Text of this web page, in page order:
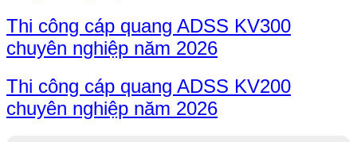
Thi công cáp quang ADSS KV300
chuyên nghiệp năm 2026
Thi công cáp quang ADSS KV200
chuyên nghiệp năm 2026